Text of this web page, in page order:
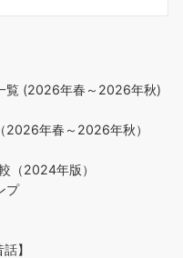
覧 (2026年春～2026年秋)
2026年春～2026年秋）
（2024年版）
プ
】